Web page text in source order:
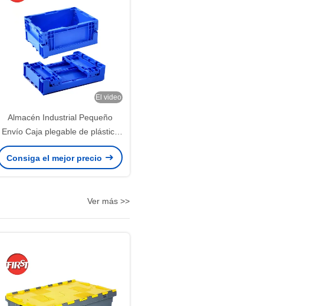
El video
Almacén Industrial Pequeño
Envío Caja plegable de plástico
de color personalizado
Consiga el mejor precio
Ver más >>